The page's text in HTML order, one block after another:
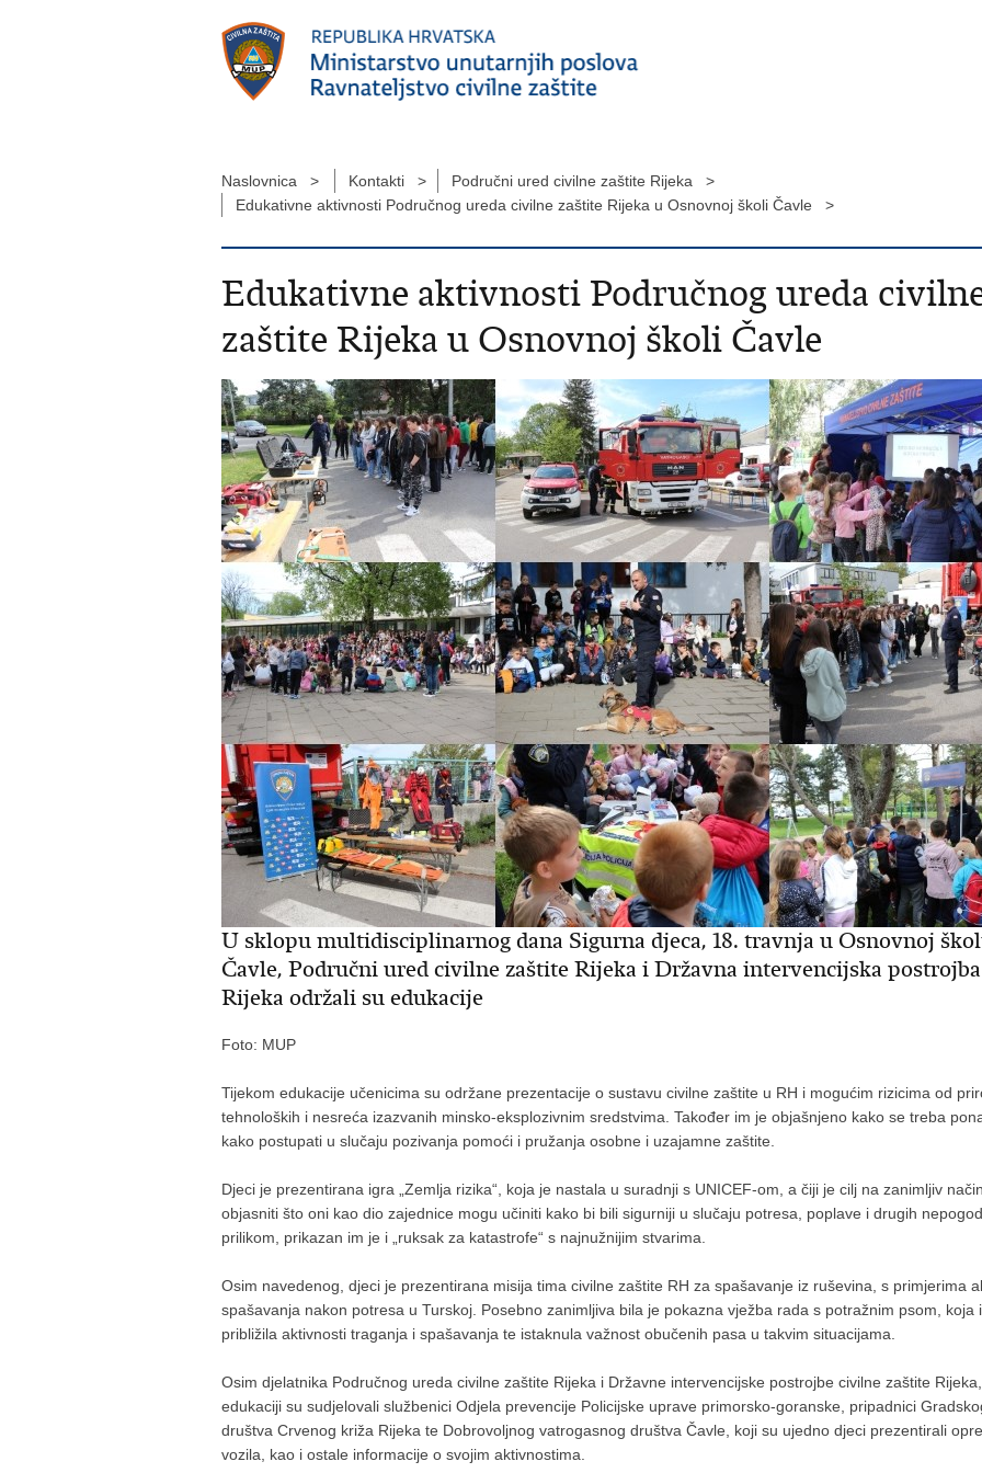
Naslovnica > Kontakti >
Područni ured civilne zaštite Rijeka >
Edukativne aktivnosti Područnog ureda civilne zaštite Rijeka u Osnovnoj školi Čavle >
Edukativne aktivnosti Područnog ureda
zaštite Rijeka u Osnovnoj školi Čavle
U sklopu multidisciplinarnog dana Sigurna djeca, 18. travnja u Osnovnoj
Čavle, Područni ured civilne zaštite Rijeka i Državna intervencijska postrojba
Rijeka održali su edukacije
Foto: MUP
Tijekom edukacije učenicima su održane prezentacije o sustavu civilne zaštite u RH i mogućim rizicima od
tehnoloških i nesreća izazvanih minsko-eksplozivnim sredstvima. Također im je objašnjeno kako se treba
kako postupati u slučaju pozivanja pomoći i pružanja osobne i uzajamne zaštite.
Djeci je prezentirana igra „Zemlja rizika“, koja je nastala u suradnji s UNICEF-om, a čiji je cilj na zanimljiv
objasniti što oni kao dio zajednice mogu učiniti kako bi bili sigurniji u slučaju potresa, poplave i drugih
prilikom, prikazan im je i „ruksak za katastrofe“ s najnužnijim stvarima.
Osim navedenog, djeci je prezentirana misija tima civilne zaštite RH za spašavanje iz ruševina, s primjerima
spašavanja nakon potresa u Turskoj. Posebno zanimljiva bila je pokazna vježba rada s potražnim psom, koja
približila aktivnosti traganja i spašavanja te istaknula važnost obučenih pasa u takvim situacijama.
Osim djelatnika Područnog ureda civilne zaštite Rijeka i Državne intervencijske postrojbe civilne zaštite
edukaciji su sudjelovali službenici Odjela prevencije Policijske uprave primorsko-goranske, pripadnici
društva Crvenog križa Rijeka te Dobrovoljnog vatrogasnog društva Čavle, koji su ujedno djeci prezentirali
vozila, kao i ostale informacije o svojim aktivnostima.